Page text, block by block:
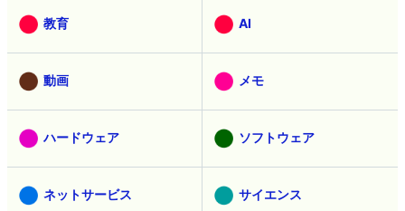
教育 AI
動画 メモ
ハードウェア ソフトウェア
ネットサービス サイエンス